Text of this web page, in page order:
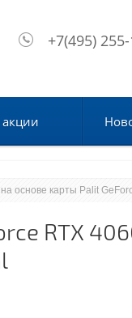
+7(495)
основе карты Palit
RTX